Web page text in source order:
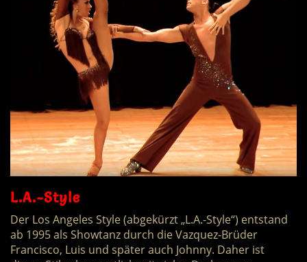
L.A.-Style
Der Los Angeles Style (abgekürzt „L.A.-Style“) entstand
ab 1995 als Showtanz durch die Vazquez-Brüder
Francisco, Luis und später auch Johnny. Daher ist